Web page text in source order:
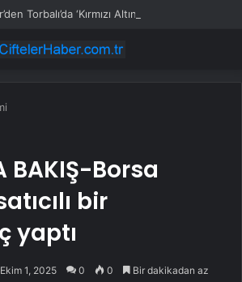
Torbalı’da ‘Kırmızı Altın’ mesaisi
BAKIŞ-Borsa
bir
yaptı
Ekim 1, 2025 0 0 Bir dakikadan az